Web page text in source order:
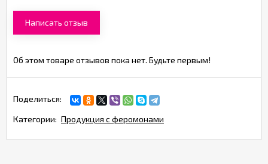
Написать отзыв
Об этом товаре отзывов пока нет. Будьте первым!
Поделиться:
Категории: Продукция с феромонами